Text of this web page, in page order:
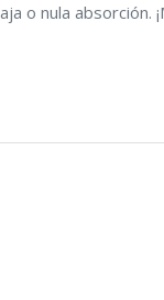
o nula absorción.